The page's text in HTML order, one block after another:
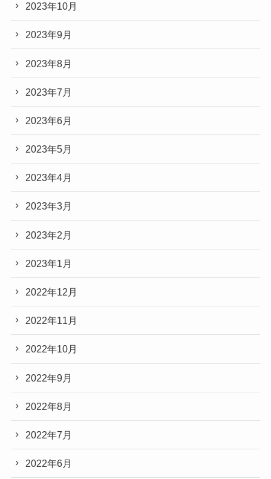
2023年10月
2023年9月
2023年8月
2023年7月
2023年6月
2023年5月
2023年4月
2023年3月
2023年2月
2023年1月
2022年12月
2022年11月
2022年10月
2022年9月
2022年8月
2022年7月
2022年6月